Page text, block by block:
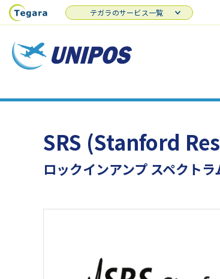
テガラのサービス一覧
SRS (Stanford
ロックインアンプ スペクト